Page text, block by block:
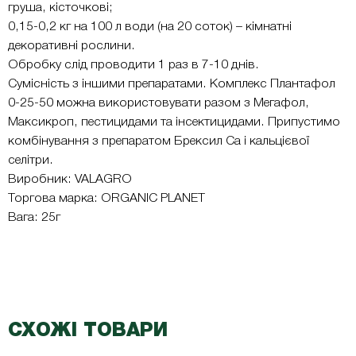
груша, кісточкові;
0,15-0,2 кг на 100 л води (на 20 соток) – кімнатні
декоративні рослини.
Обробку слід проводити 1 раз в 7-10 днів.
Сумісність з іншими препаратами. Комплекс Плантафол
0-25-50 можна використовувати разом з Мегафол,
Максикроп, пестицидами та інсектицидами. Припустимо
комбінування з препаратом Брексил Са і кальцієвої
селітри.
Виробник: VALAGRO
Торгова марка: ORGANIC PLANET
Вага: 25г
СХОЖІ ТОВАРИ